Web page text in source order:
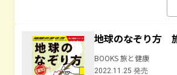
地球のなぞり方
BOOKS 旅と健康
2022.11.25 発売